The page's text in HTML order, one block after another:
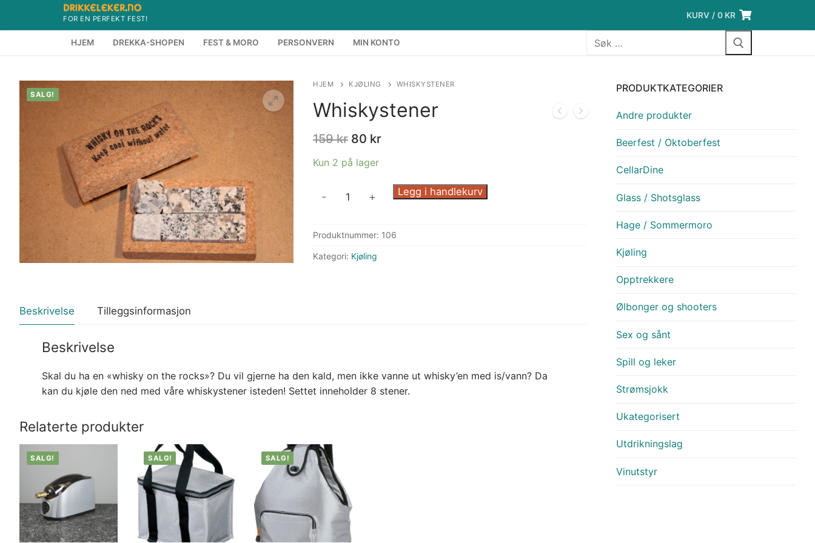
FOR EN PERFEKT FEST! KURV / 0 KR
HJEM DREKKA-SHOPEN FEST & MORO PERSONVERN MIN KONTO
Søk
SALG!
HJEM KJØLING WHISKYSTENER
Whiskystener
159kr 80 kr
Kun 2 på lager
Whiskystener
- + Legg i handlekurv
Produktnummer: 106
Kategori: Kjøling
Beskrivelse Tilleggsinformasjon
Beskrivelse
Skal du ha en «whisky on the rocks»? Du vil gjerne ha den kald, men ikke vanne ut whisky’en med is/vann? Da
kan du kjøle den ned med våre whiskystener isteden! Settet inneholder 8 stener.
Relaterte produkter
SALG! SALG! SALG!
PRODUKTKATEGORIER
Andre produkter
Beerfest / Oktoberfest
CellarDine
Glass / Shotsglass
Hage / Sommermoro
Kjøling
Opptrekkere
Ølbonger og shooters
Sex og sånt
Spill og leker
Strømsjokk
Ukategorisert
Utdrikningslag
Vinutstyr